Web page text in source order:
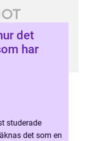
har
studerade
det som en